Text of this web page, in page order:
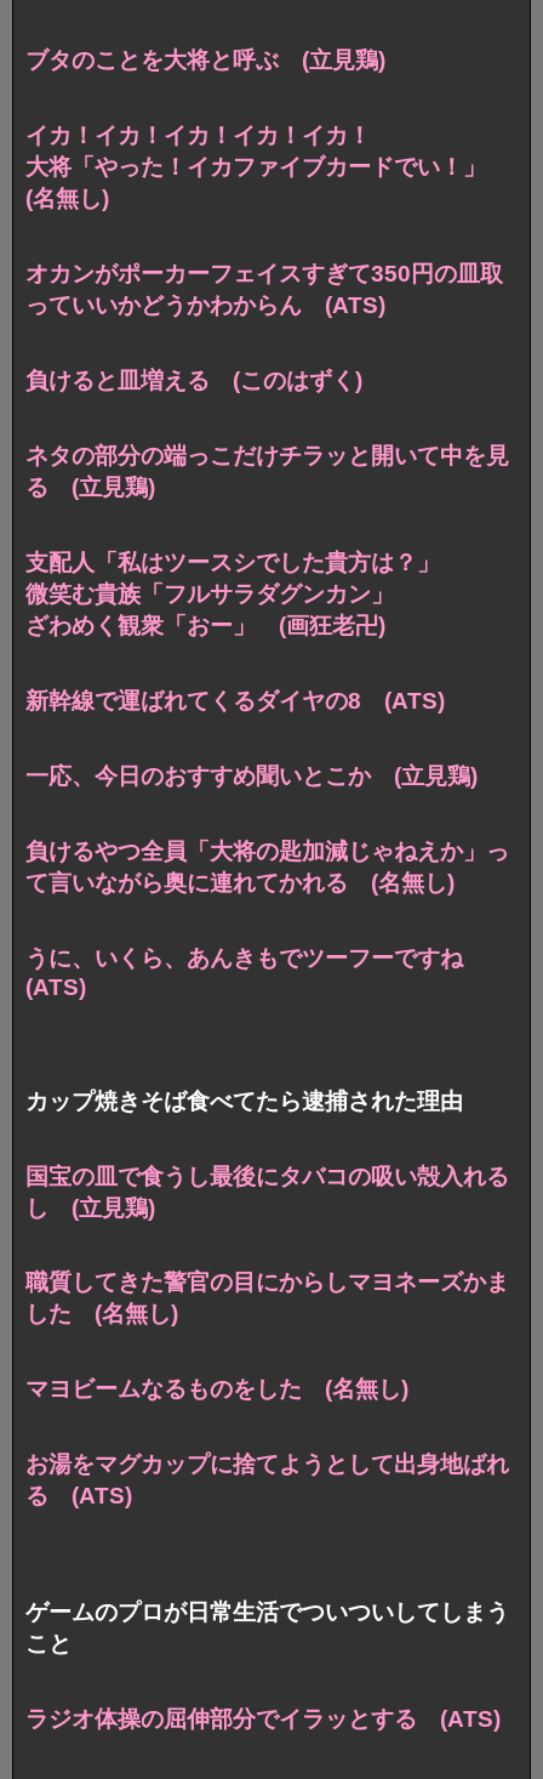
ブタのことを大将と呼ぶ (立見鶏)
イカ！イカ！イカ！イカ！イカ！
大将「やった！イカファイブカードでい！」
(名無し)
オカンがポーカーフェイスすぎて350円の皿取
っていいかどうかわからん (ATS)
負けると皿増える (このはずく)
ネタの部分の端っこだけチラッと開いて中を見
る (立見鶏)
支配人「私はツースシでした貴方は？」
微笑む貴族「フルサラダグンカン」
ざわめく観衆「おー」 (画狂老卍)
新幹線で運ばれてくるダイヤの8 (ATS)
一応、今日のおすすめ聞いとこか (立見鶏)
負けるやつ全員「大将の匙加減じゃねえか」っ
て言いながら奥に連れてかれる (名無し)
うに、いくら、あんきもでツーフーですね
(ATS)
カップ焼きそば食べてたら逮捕された理由
国宝の皿で食うし最後にタバコの吸い殻入れる
し (立見鶏)
職質してきた警官の目にからしマヨネーズかま
した (名無し)
マヨビームなるものをした (名無し)
お湯をマグカップに捨てようとして出身地ばれ
る (ATS)
ゲームのプロが日常生活でついついしてしまう
こと
ラジオ体操の屈伸部分でイラッとする (ATS)